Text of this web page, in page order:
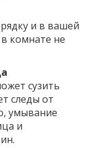
и в вашей
комнате не
сузить
следы от
умывание
и